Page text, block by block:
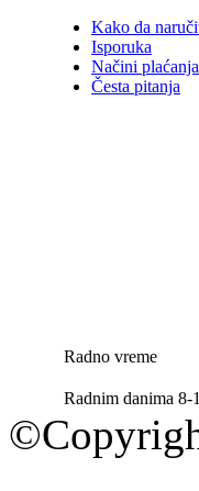
Kako da
Isporuka
Načini plaćanja
Česta pitanja
Radno vreme
Radnim danima 8-